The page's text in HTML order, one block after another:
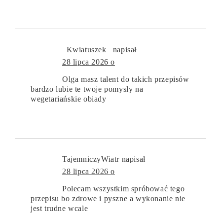
_Kwiatuszek_
napisał
28 lipca 2026 o
Olga masz talent do takich przepisów
bardzo lubie te twoje pomysły na
wegetariańskie obiady
TajemniczyWiatr napisał
28 lipca 2026 o
Polecam wszystkim spróbować tego
przepisu bo zdrowe i pyszne a wykonanie nie
jest trudne wcale